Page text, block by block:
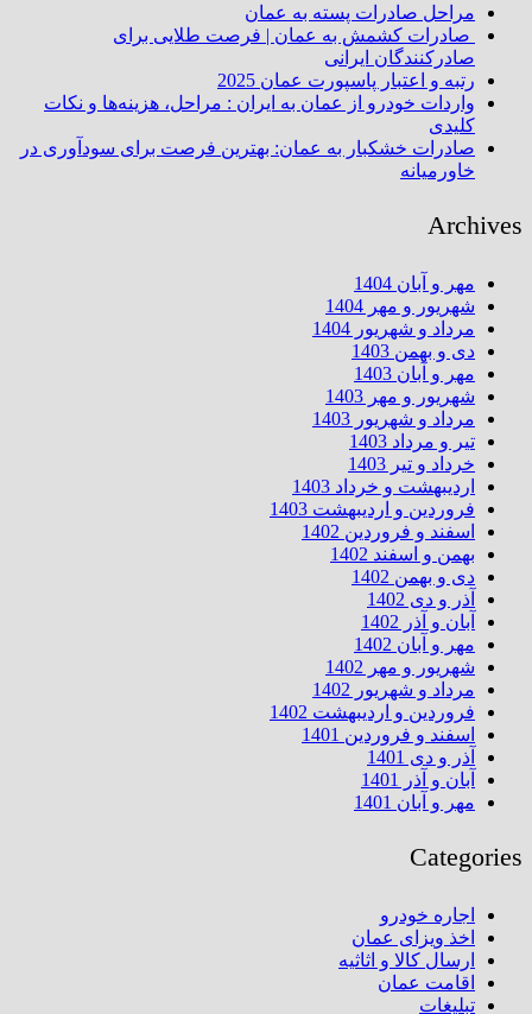
مراحل صادرات پسته به عمان
صادرات کشمش به عمان | فرصت طلایی برای
صادرکنندگان ایرانی
رتبه و اعتبار پاسپورت عمان 2025
واردات خودرو از عمان به ایران : مراحل، هزینه‌ها و نکات
کلیدی
صادرات خشکبار به عمان: بهترین فرصت برای سودآوری در
خاورمیانه
Archives
مهر و آبان 1404
شهریور و مهر 1404
مرداد و شهریور 1404
دی و بهمن 1403
مهر و آبان 1403
شهریور و مهر 1403
مرداد و شهریور 1403
تیر و مرداد 1403
خرداد و تیر 1403
اردیبهشت و خرداد 1403
فروردین و اردیبهشت 1403
اسفند و فروردین 1402
بهمن و اسفند 1402
دی و بهمن 1402
آذر و دی 1402
آبان و آذر 1402
مهر و آبان 1402
شهریور و مهر 1402
مرداد و شهریور 1402
فروردین و اردیبهشت 1402
اسفند و فروردین 1401
آذر و دی 1401
آبان و آذر 1401
مهر و آبان 1401
Categories
اجاره خودرو
اخذ ویزای عمان
ارسال کالا و اثاثیه
اقامت عمان
تبلیغات